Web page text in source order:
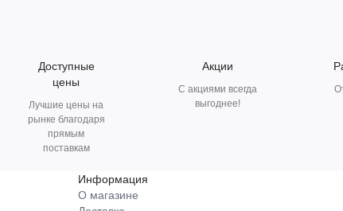
Доступные
цены
Лучшие цены на
рынке благодаря
прямым
поставкам
Акции
С акциями всегда
выгоднее!
Информация
О магазине